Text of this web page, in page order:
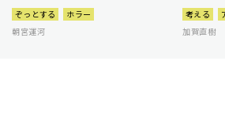
ぞっとする
ホラー
朝宮運河
考える
加賀直樹